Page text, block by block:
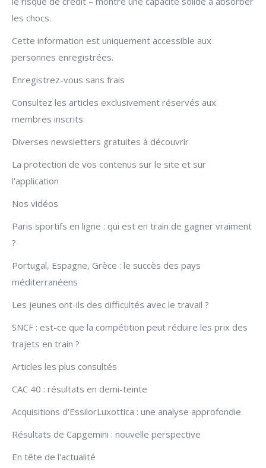
les chocs.
Cette information est uniquement accessible aux
personnes enregistrées.
Enregistrez-vous sans frais
Consultez les articles exclusivement réservés aux
membres inscrits
Diverses newsletters gratuites à découvrir
La protection de vos contenus sur le site et sur
l'application
Nos vidéos
Paris sportifs en ligne : qui est en train de gagner vraiment
?
Portugal, Espagne, Grèce : le succès des pays
méditerranéens
Les jeunes ont-ils des difficultés avec le travail ?
SNCF : est-ce que la compétition peut réduire les prix des
trajets en train ?
Articles les plus consultés
CAC 40 : résultats en demi-teinte
Acquisitions d'EssilorLuxottica : une analyse approfondie
Résultats de Capgemini : nouvelle perspective
En tête de l'actualité